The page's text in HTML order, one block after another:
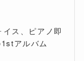
ス、ピアノ即
アルバム